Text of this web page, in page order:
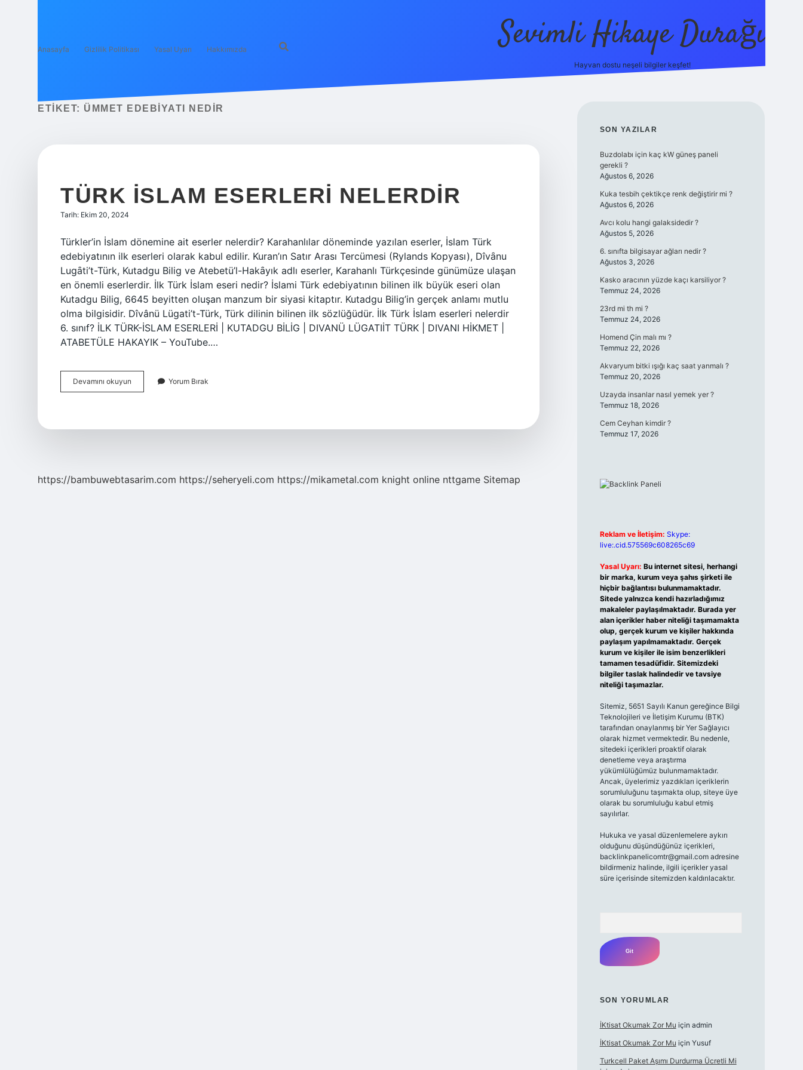
Anasayfa Gizlilik Politikası Yasal Uyarı Hakkımızda Sevimli Hikaye Durağı
Hayvan dostu neşeli bilgiler keşfet!
ETIKET: ÜMMET EDEBIYATI NEDIR
TÜRK İSLAM ESERLERI NELERDIR
Tarih: Ekim 20, 2024
Türkler’in İslam dönemine ait eserler nelerdir? Karahanlılar döneminde yazılan eserler, İslam Türk
edebiyatının ilk eserleri olarak kabul edilir. Kuran’ın Satır Arası Tercümesi (Rylands Kopyası), Dîvȃnu
Lugȃti’t-Türk, Kutadgu Bilig ve Atebetü’l-Hakȃyık adlı eserler, Karahanlı Türkçesinde günümüze ulaşan
en önemli eserlerdir. İlk Türk İslam eseri nedir? İslami Türk edebiyatının bilinen ilk büyük eseri olan
Kutadgu Bilig, 6645 beyitten oluşan manzum bir siyasi kitaptır. Kutadgu Bilig’in gerçek anlamı mutlu
olma bilgisidir. Dîvânü Lügati’t-Türk, Türk dilinin bilinen ilk sözlüğüdür. İlk Türk İslam eserleri nelerdir
6. sınıf? İLK TÜRK-İSLAM ESERLERİ | KUTADGU BİLİG | DIVANÜ LÜGATIİT TÜRK | DIVANI HİKMET |
ATABETÜLE HAKAYIK – YouTube.…
Devamını okuyun
İSlam
Yorum Bırak
https://bambuwebtasarim.com https://seheryeli.com https://mikametal.com knight online nttgame Sitemap
SIDEBAR
SON YAZILAR
Buzdolabı için kaç kW güneş paneli
gerekli ?
Ağustos 6, 2026
Kuka tesbih çektikçe renk değiştirir mi ?
Ağustos 6, 2026
Avcı kolu hangi galaksidedir ?
Ağustos 5, 2026
6. sınıfta bilgisayar ağları nedir ?
Ağustos 3, 2026
Kasko aracının yüzde kaçı karsiliyor ?
Temmuz 24, 2026
23rd mi th mi ?
Temmuz 24, 2026
Homend Çin malı mı ?
Temmuz 22, 2026
Akvaryum bitki ışığı kaç saat yanmalı ?
Temmuz 20, 2026
Uzayda insanlar nasıl yemek yer ?
Temmuz 18, 2026
Cem Ceyhan kimdir ?
Temmuz 17, 2026
Reklam ve İletişim: Skype:
live:.cid.575569c608265c69
Yasal Uyarı: Bu internet sitesi, herhangi
bir marka, kurum veya şahıs şirketi ile
hiçbir bağlantısı bulunmamaktadır.
Sitede yalnızca kendi hazırladığımız
makaleler paylaşılmaktadır. Burada yer
alan içerikler haber niteliği taşımamakta
olup, gerçek kurum ve kişiler hakkında
paylaşım yapılmamaktadır. Gerçek
kurum ve kişiler ile isim benzerlikleri
tamamen tesadüfidir. Sitemizdeki
bilgiler taslak halindedir ve tavsiye
niteliği taşımazlar.
Sitemiz, 5651 Sayılı Kanun gereğince Bilgi
Teknolojileri ve İletişim Kurumu (BTK)
tarafından onaylanmış bir Yer Sağlayıcı
olarak hizmet vermektedir. Bu nedenle,
sitedeki içerikleri proaktif olarak
denetleme veya araştırma
yükümlülüğümüz bulunmamaktadır.
Ancak, üyelerimiz yazdıkları içeriklerin
sorumluluğunu taşımakta olup, siteye üye
olarak bu sorumluluğu kabul etmiş
sayılırlar.
Hukuka ve yasal düzenlemelere aykırı
olduğunu düşündüğünüz içerikleri,
backlinkpanelicomtr@gmail.comadresine
bildirmeniz halinde, ilgili içerikler yasal
süre içerisinde sitemizden kaldırılacaktır.
SON YORUMLAR
İKtisat Okumak Zor Mu için admin
İKtisat Okumak Zor Mu için Yusuf
Turkcell Paket Aşımı Durdurma Ücretli Mi